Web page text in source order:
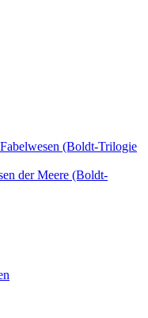
(Boldt-Trilogie
der Meere (Boldt-